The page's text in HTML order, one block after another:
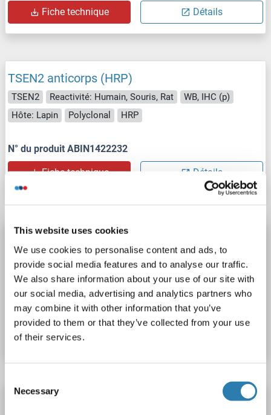
This website uses cookies
We use cookies to personalise content and ads, to
provide social media features and to analyse our traffic.
We also share information about your use of our site with
our social media, advertising and analytics partners who
may combine it with other information that you’ve
provided to them or that they’ve collected from your use
of their services.
Selection
Necessary
Fiche technique Détails
TSEN2 anticorps (HRP)
TSEN2 Reactivité: Humain, Souris, Rat
WB, IHC (p)
Hôte: Lapin
Polyclonal HRP
N° du produit ABIN1422232
Fiche technique Détails
TSEN2 anticorps (Cy7)
Reactivité: Humain, Souris, Rat
WB, IF (p)
Hôte: Lapin
Polyclonal Cy7
N° du produit ABIN1422230
Fiche technique
TSEN2 anticorps (Cy5)